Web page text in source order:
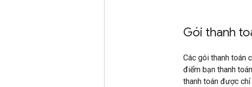
Gói thanh
Các gói thanh toán
điểm bạn thanh
thanh toán được